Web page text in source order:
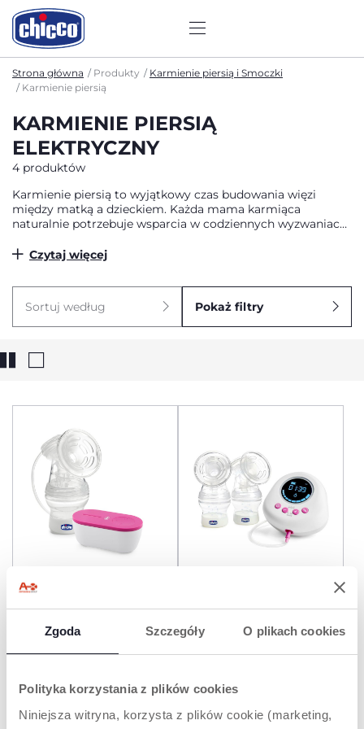
Zgoda Szczegóły O plikach cookies
Polityka korzystania z plików cookies
Niniejsza witryna, korzysta z plików cookie (marketing,
Strona główna Produkty
Karmienie piersią i Smoczki
Karmienie piersią
KARMIENIE PIERSIĄ
ELEKTRYCZNY
4 produktów
Karmienie piersią to wyjątkowy czas budowania więzi
między matką a dzieckiem. Każda mama karmiąca
naturalnie potrzebuje wsparcia w codziennych wyzwaniach
karmienia piersią mogą znacząco ułatwić ten proces,
bolesność brodawek czy zastoje pokarmu. W naszym
sklepie znajdziesz kompleksowy wybór akcesoriów, które
Czytaj więcej
Sortuj według Pokaż filtry
LAKTATOR PODRÓŻNY
ELEKTRYCZNY NATURALLY
ME